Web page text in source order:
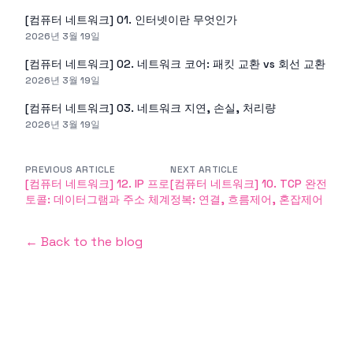
[컴퓨터 네트워크] 01. 인터넷이란 무엇인가
2026년 3월 19일
[컴퓨터 네트워크] 02. 네트워크 코어: 패킷 교환 vs 회선 교환
2026년 3월 19일
[컴퓨터 네트워크] 03. 네트워크 지연, 손실, 처리량
2026년 3월 19일
PREVIOUS ARTICLE
[컴퓨터 네트워크] 12. IP 프로
토콜: 데이터그램과 주소 체계
NEXT ARTICLE
[컴퓨터 네트워크] 10. TCP 완전
정복: 연결, 흐름제어, 혼잡제어
← Back to the blog